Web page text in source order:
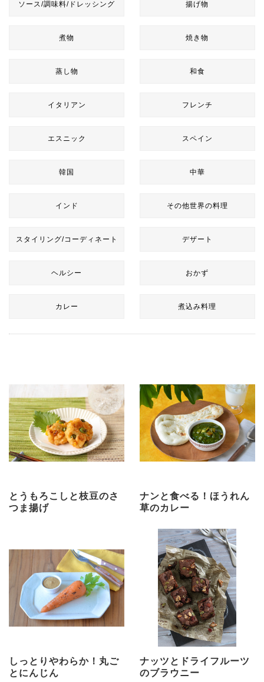
ソース/調味料/ドレッシング 揚げ物
煮物 焼き物
蒸し物 和食
イタリアン フレンチ
エスニック スペイン
韓国 中華
インド その他世界の料理
スタイリング/コーディネート デザート
ヘルシー おかず
カレー 煮込み料理
とうもろこしと枝豆のさ
つま揚げ
ナンと食べる！ほうれん
草のカレー
しっとりやわらか！丸ご
とにんじん
ナッツとドライフルーツ
のブラウニー